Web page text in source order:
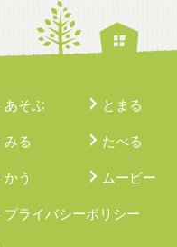
あそぶ
とまる
みる
たべる
かう
ムービー
プライバシーポリシー